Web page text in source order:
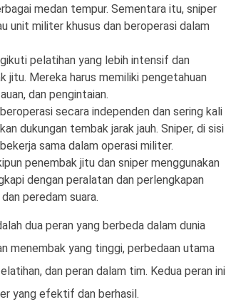
medan tempur. Sementara itu, sniper
unit militer khusus dan beroperasi dalam
pelatihan yang lebih intensif dan
jitu. Mereka harus memiliki pengetahuan
dan pengintaian.
secara independen dan sering kali
dukungan tembak jarak jauh. Sniper, di sisi
sama dalam operasi militer.
penembak jitu dan sniper menggunakan
dengan peralatan dan perlengkapan
peredam suara.
dua peran yang berbeda dalam dunia
menembak yang tinggi, perbedaan utama
dan peran dalam tim. Kedua peran ini
yang efektif dan berhasil.